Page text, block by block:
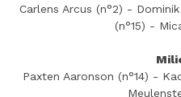
Carlens Arcus (n°2) -
(n°15) -
Paxten Aaronson (n°14) -